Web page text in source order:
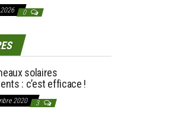
0
solaires
: c’est efficace !
2020 3